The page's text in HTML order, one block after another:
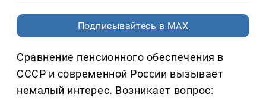
Подписывайтесь в MAX
Сравнение пенсионного обеспечения в
СССР и современной России вызывает
немалый интерес. Возникает вопрос: